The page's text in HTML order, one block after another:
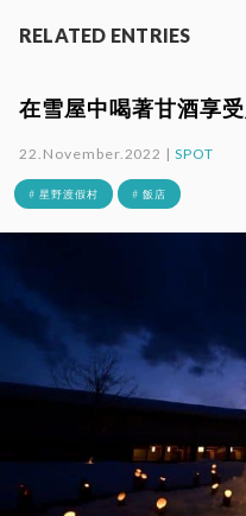
RELATED ENTRIES
在雪屋中喝著甘酒享
22.November.2022 |SPOT
# 星野渡假村 # 飯店